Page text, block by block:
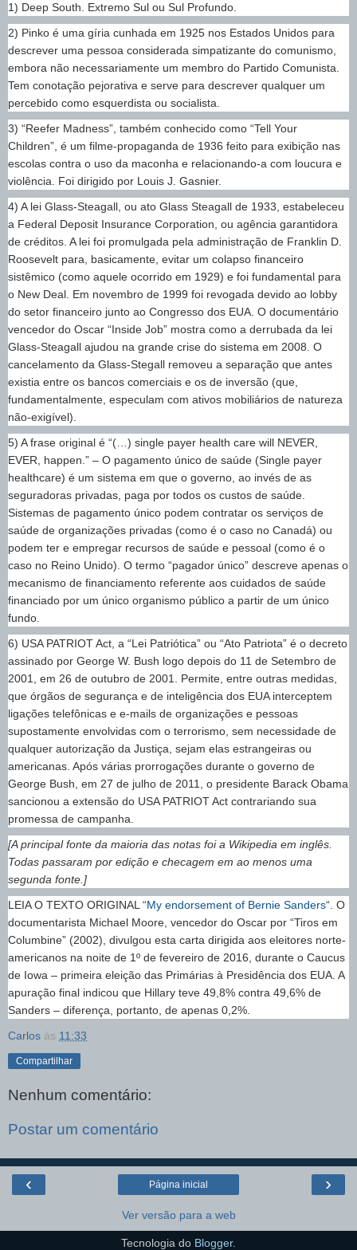
1) Deep South. Extremo Sul ou Sul Profundo.
2) Pinko é uma gíria cunhada em 1925 nos Estados Unidos para
descrever uma pessoa considerada simpatizante do comunismo,
embora não necessariamente um membro do Partido Comunista.
Tem conotação pejorativa e serve para descrever qualquer um
percebido como esquerdista ou socialista.
3) “Reefer Madness”, também conhecido como “Tell Your
Children”, é um filme-propaganda de 1936 feito para exibição nas
escolas contra o uso da maconha e relacionando-a com loucura e
violência. Foi dirigido por Louis J. Gasnier.
4) A lei Glass-Steagall, ou ato Glass Steagall de 1933, estabeleceu
a Federal Deposit Insurance Corporation, ou agência garantidora
de créditos. A lei foi promulgada pela administração de Franklin D.
Roosevelt para, basicamente, evitar um colapso financeiro
sistêmico (como aquele ocorrido em 1929) e foi fundamental para
o New Deal. Em novembro de 1999 foi revogada devido ao lobby
do setor financeiro junto ao Congresso dos EUA. O documentário
vencedor do Oscar “Inside Job” mostra como a derrubada da lei
Glass-Steagall ajudou na grande crise do sistema em 2008. O
cancelamento da Glass-Stegall removeu a separação que antes
existia entre os bancos comerciais e os de inversão (que,
fundamentalmente, especulam com ativos mobiliários de natureza
não-exigível).
5) A frase original é “(…) single payer health care will NEVER,
EVER, happen.” – O pagamento único de saúde (Single payer
healthcare) é um sistema em que o governo, ao invés de as
seguradoras privadas, paga por todos os custos de saúde.
Sistemas de pagamento único podem contratar os serviços de
saúde de organizações privadas (como é o caso no Canadá) ou
podem ter e empregar recursos de saúde e pessoal (como é o
caso no Reino Unido). O termo “pagador único” descreve apenas o
mecanismo de financiamento referente aos cuidados de saúde
financiado por um único organismo público a partir de um único
fundo.
6) USA PATRIOT Act, a “Lei Patriótica” ou “Ato Patriota” é o decreto
assinado por George W. Bush logo depois do 11 de Setembro de
2001, em 26 de outubro de 2001. Permite, entre outras medidas,
que órgãos de segurança e de inteligência dos EUA interceptem
ligações telefônicas e e-mails de organizações e pessoas
supostamente envolvidas com o terrorismo, sem necessidade de
qualquer autorização da Justiça, sejam elas estrangeiras ou
americanas. Após várias prorrogações durante o governo de
George Bush, em 27 de julho de 2011, o presidente Barack Obama
sancionou a extensão do USA PATRIOT Act contrariando sua
promessa de campanha.
[A principal fonte da maioria das notas foi a Wikipedia em inglês.
Todas passaram por edição e checagem em ao menos uma
segunda fonte.]
LEIA O TEXTO ORIGINAL “My endorsement of Bernie Sanders“. O
documentarista Michael Moore, vencedor do Oscar por “Tiros em
Columbine” (2002), divulgou esta carta dirigida aos eleitores norte-
americanos na noite de 1º de fevereiro de 2016, durante o Caucus
de Iowa – primeira eleição das Primárias à Presidência dos EUA. A
apuração final indicou que Hillary teve 49,8% contra 49,6% de
Sanders – diferença, portanto, de apenas 0,2%.
Carlos às 11:33
Compartilhar
Nenhum comentário:
Postar um comentário
‹ ›
Página inicial
Ver versão para a web
Tecnologia do Blogger.